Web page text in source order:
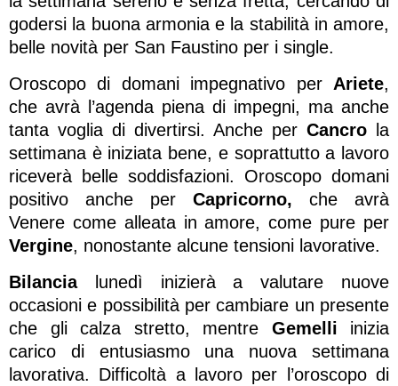
godersi la buona armonia e la stabilità in amore,
belle novità per San Faustino per i single.
Oroscopo di domani impegnativo per Ariete,
che avrà l’agenda piena di impegni, ma anche
tanta voglia di divertirsi. Anche per Cancro la
settimana è iniziata bene, e soprattutto a lavoro
riceverà belle soddisfazioni. Oroscopo domani
positivo anche per Capricorno, che avrà
Venere come alleata in amore, come pure per
Vergine, nonostante alcune tensioni lavorative.
Bilancialunedì inizierà a valutare nuove
occasioni e possibilità per cambiare un presente
che gli calza stretto, mentre Gemelli inizia
carico di entusiasmo una nuova settimana
lavorativa. Difficoltà a lavoro per l’oroscopo di